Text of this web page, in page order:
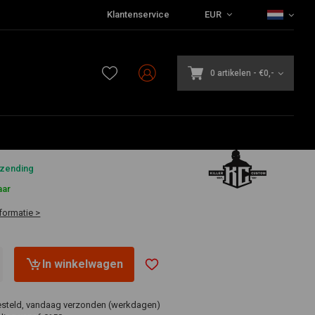
Klantenservice EUR
0 artikelen - €0,-
>
In winkelwagen
vandaag verzonden (werkdagen)